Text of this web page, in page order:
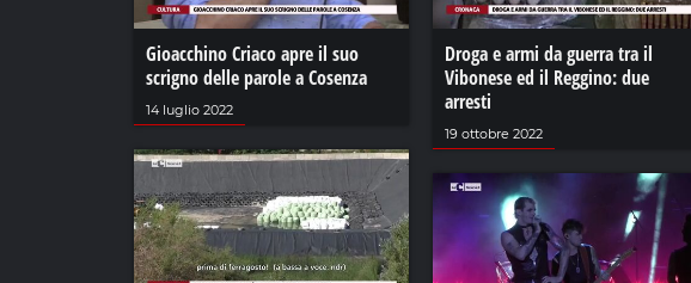
Gioacchino Criaco apre il suo
scrigno delle parole a Cosenza
14 luglio 2022
Droga e armi da guerra tra il
Vibonese ed il Reggino: due
arresti
19 ottobre 2022